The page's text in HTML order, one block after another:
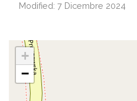
Modified: 7 Dicembre 2024
+
−